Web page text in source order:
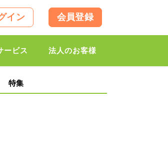
イン 会員登録
ービス 法人のお客様
特集